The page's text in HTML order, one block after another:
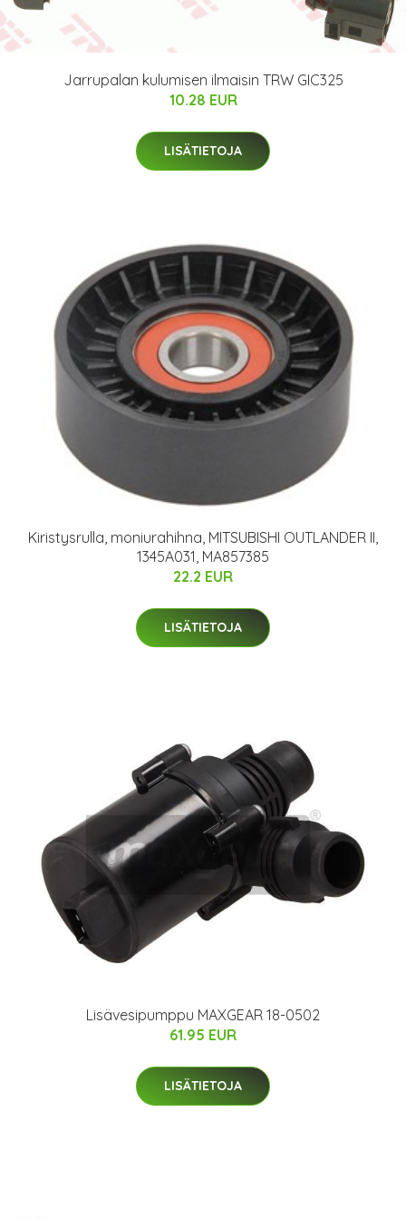
Jarrupalan kulumisen ilmaisin TRW GIC325
10.28 EUR
LISÄTIETOJA
Kiristysrulla, moniurahihna, MITSUBISHI OUTLANDER II,
1345A031, MA857385
22.2 EUR
LISÄTIETOJA
Lisävesipumppu MAXGEAR 18-0502
61.95 EUR
LISÄTIETOJA